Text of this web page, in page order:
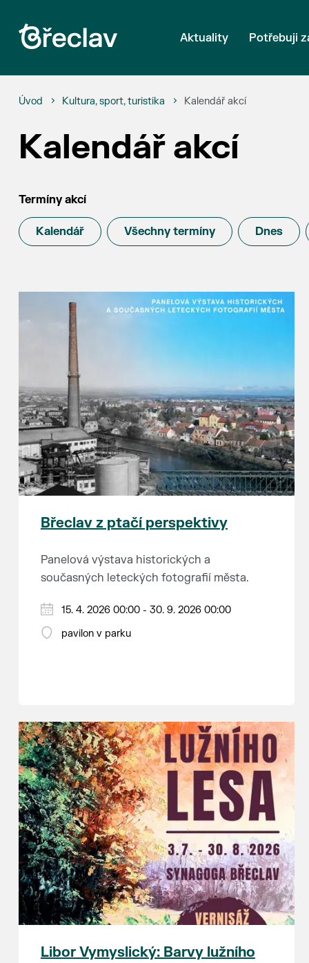
Aktuality Potřebuji
Úvod Kultura, sport, turistika Kalendář akcí
Kalendář akcí
Termíny akcí
Kalendář Všechny termíny Dnes
Břeclav z ptačí perspektivy
Panelová výstava historických a
současných leteckých fotografií města.
15. 4. 2026 00:00 - 30. 9. 2026 00:00
pavilon v parku
Libor Vymyslický: Barvy lužního